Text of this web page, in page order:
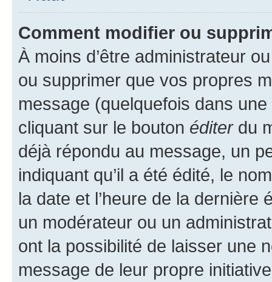
Comment modifier ou
À moins d’être administrateur
ou supprimer que vos propres
message (quelquefois dans
cliquant sur le bouton éditerdu
déjà répondu au message, un
indiquant qu’il a été édité, le
la date et l’heure de la dernière
un modérateur ou un
ont la possibilité de laisser une
message de leur propre